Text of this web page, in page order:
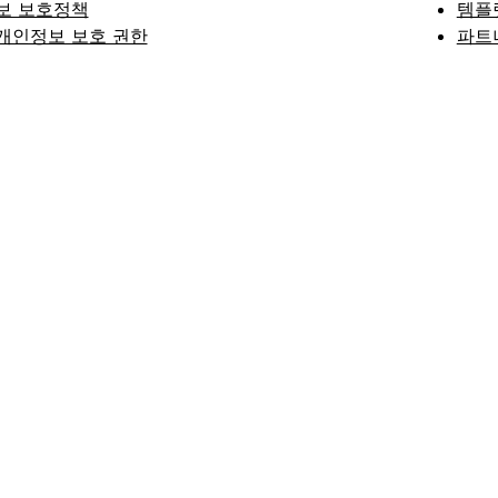
보호정책
인정보 보호 권한
템플
파트